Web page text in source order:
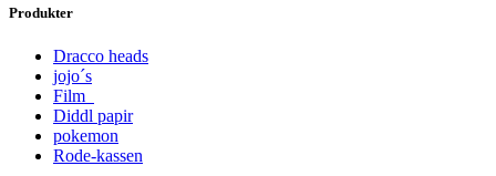
Produkter
Dracco heads
jojo´s
Film
Diddl papir
pokemon
Rode-kassen